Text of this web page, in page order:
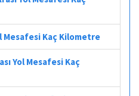
Mesafesi Kaç Kilometre
Yol Mesafesi Kaç